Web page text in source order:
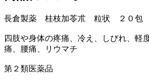
長倉製薬 桂枝加苓朮 粒状 ２０包
四肢や身体の疼痛、冷え、しびれ、軽
痛、腰痛、リウマチ
第２類医薬品